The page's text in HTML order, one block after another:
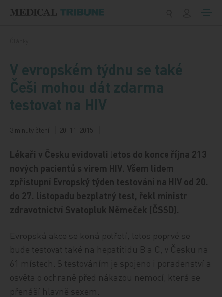
V evropském týdnu se také
Češi mohou dát zdarma
testovat na HIV
3 minuty čtení 20. 11. 2015
Lékaři v Česku evidovali letos do konce října 213
nových pacientů s virem HIV. Všem lidem
zpřístupní Evropský týden testování na HIV od 20.
do 27. listopadu bezplatný test, řekl ministr
zdravotnictví Svatopluk Němeček (ČSSD).
Evropská akce se koná potřetí, letos poprvé se
bude testovat také na hepatitidu B a C, v Česku na
61 místech. S testováním je spojeno i poradenství a
osvěta o ochraně před nákazou nemocí, která se
přenáší hlavně sexem.